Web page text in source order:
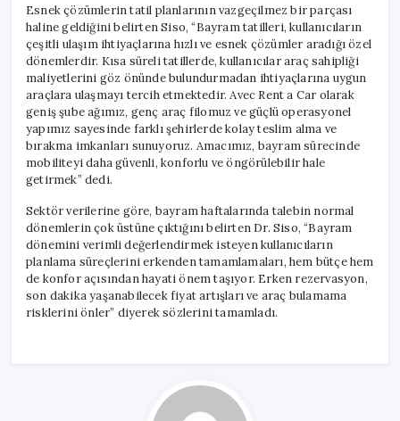
Esnek çözümlerin tatil planlarının vazgeçilmez bir parçası
haline geldiğini belirten Siso, “Bayram tatilleri, kullanıcıların
çeşitli ulaşım ihtiyaçlarına hızlı ve esnek çözümler aradığı özel
dönemlerdir. Kısa süreli tatillerde, kullanıcılar araç sahipliği
maliyetlerini göz önünde bulundurmadan ihtiyaçlarına uygun
araçlara ulaşmayı tercih etmektedir. Avec Rent a Car olarak
geniş şube ağımız, genç araç filomuz ve güçlü operasyonel
yapımız sayesinde farklı şehirlerde kolay teslim alma ve
bırakma imkanları sunuyoruz. Amacımız, bayram sürecinde
mobiliteyi daha güvenli, konforlu ve öngörülebilir hale
getirmek” dedi.
Sektör verilerine göre, bayram haftalarında talebin normal
dönemlerin çok üstüne çıktığını belirten Dr. Siso, “Bayram
dönemini verimli değerlendirmek isteyen kullanıcıların
planlama süreçlerini erkenden tamamlamaları, hem bütçe hem
de konfor açısından hayati önem taşıyor. Erken rezervasyon,
son dakika yaşanabilecek fiyat artışları ve araç bulamama
risklerini önler” diyerek sözlerini tamamladı.